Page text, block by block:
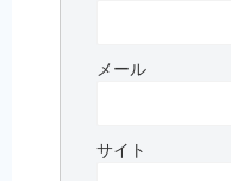
メール
サイト